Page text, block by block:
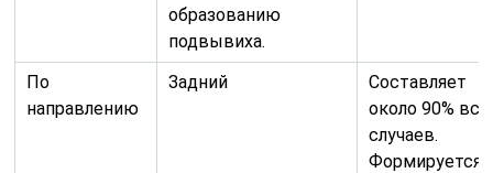
образованию
подвывиха.
По
направлению
Задний
Составляет
около 90%
случаев.
Формируется